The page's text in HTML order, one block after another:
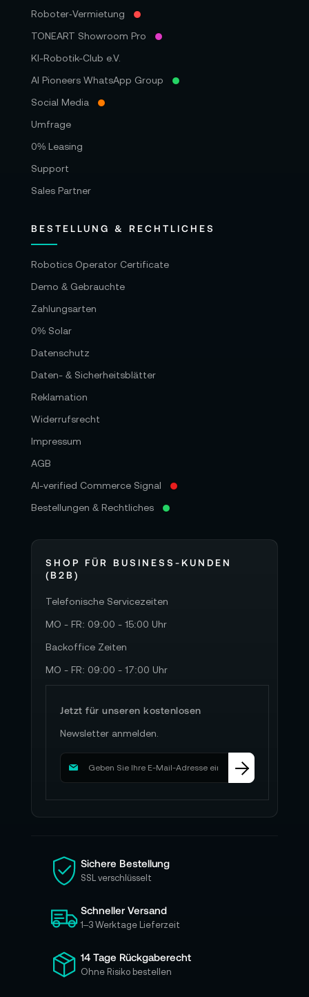
Roboter‑Vermietung
TONEART Showroom Pro
KI-Robotik-Club e.V.
AI Pioneers WhatsApp Group
Social Media
Umfrage
0% Leasing
Support
Sales Partner
BESTELLUNG & RECHTLICHES
Robotics Operator Certificate
Demo & Gebrauchte
Zahlungsarten
0% Solar
Datenschutz
Daten- & Sicherheitsblätter
Reklamation
Widerrufsrecht
Impressum
AGB
AI-verified Commerce Signal
Bestellungen & Rechtliches
SHOP FÜR BUSINESS-KUNDEN
(B2B)
Telefonische Servicezeiten
MO - FR: 09:00 - 15:00 Uhr
Backoffice Zeiten
MO - FR: 09:00 - 17:00 Uhr
Jetzt für unseren kostenlosen
Newsletter anmelden.
M
d
i
e
s
c
h
ü
r
u
Sichere Bestellung
SSL verschlüsselt
Schneller Versand
1–3 Werktage Lieferzeit
14 Tage Rückgaberecht
Ohne Risiko bestellen